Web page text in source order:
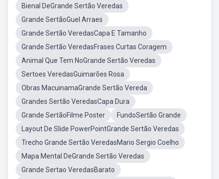
Bienal DeGrande Sertão Veredas
Grande SertãoGuel Arraes
Grande Sertão VeredasCapa E Tamanho
Grande Sertão VeredasFrases Curtas Coragem
Animal Que Tem NoGrande Sertão Veredas
Sertoes VeredasGuimarões Rosa
Obras MacuinamaGrande Sertão Vereda
Grandes Sertão VeredasCapa Dura
Grande SertãoFilme Poster
FundoSertão Grande
Layout De Slide PowerPointGrande Sertão Veredas
Trecho Grande Sertão VeredasMario Sergio Coelho
Mapa Mental DeGrande Sertão Veredas
Grande Sertao VeredasBarato